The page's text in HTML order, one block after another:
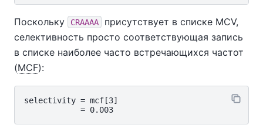
Поскольку CRAAAA
присутствует в списке MCV,
селективность просто соответствующая запись
в списке наиболее часто встречающихся частот
(MCF):
selectivity = mcf[3]